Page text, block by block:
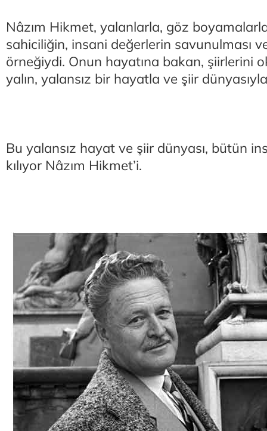
Nâzım Hikmet, yalanlarla, göz
sahiciliğin, insani değerlerin savunulması
örneğiydi. Onun hayatına bakan, şiirlerini
yalın, yalansız bir hayatla ve şiir
Bu yalansız hayat ve şiir dünyası, bütün
kılıyor Nâzım Hikmet’i.